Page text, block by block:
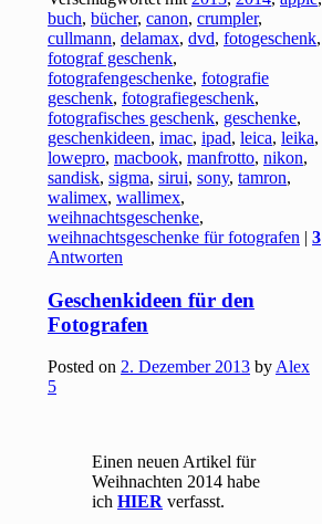
buch,bücher,canon,crumpler,
cullmann,delamax,dvd,fotogeschenk,
fotograf geschenk,
fotografengeschenke,fotografie
geschenk,fotografiegeschenk,
fotografisches geschenk, geschenke,
geschenkideen,imac,ipad,leica,leika,
lowepro,macbook,manfrotto,nikon,
sandisk,sigma,sirui,sony,tamron,
walimex,wallimex,
weihnachtsgeschenke,
weihnachtsgeschenke für fotografen |3
Antworten
Geschenkideen für den
Fotografen
Posted on2. Dezember 2013 byAlex
5
Einen neuen Artikel für
Weihnachten 2014 habe
ichHIER verfasst.